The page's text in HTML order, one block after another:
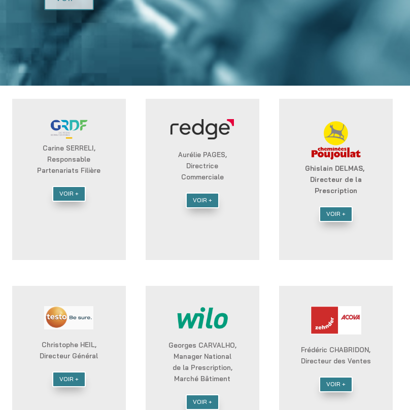
Carine SERRELI,
Responsable
Partenariats Filière
VOIR +
Aurélie PAGES,
Directrice
Commerciale
VOIR +
Ghislain DELMAS,
Directeur de la
Prescription
VOIR +
Christophe HEIL,
Directeur Général
VOIR +
Georges CARVALHO,
Manager National
de la Prescription,
Marché Bâtiment
VOIR +
Frédéric CHABRIDON,
Directeur des Ventes
VOIR +